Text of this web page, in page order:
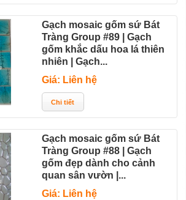
Gạch mosaic gốm sứ Bát
Tràng Group #89 | Gạch
gốm khắc dấu hoa lá thiên
nhiên | Gạch...
Giá: Liên hệ
Gạch mosaic gốm sứ Bát
Tràng Group #88 | Gạch
gốm đẹp dành cho cảnh
quan sân vườn |...
Giá: Liên hệ